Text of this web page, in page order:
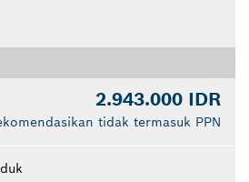
2.943.000 IDR
tidak termasuk PPN